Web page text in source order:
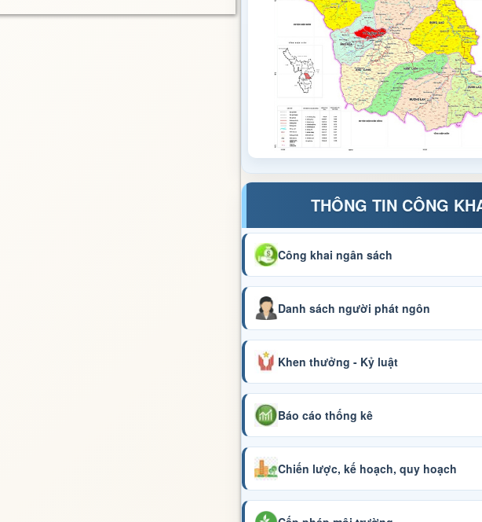
THÔNG TIN CÔNG
Công khai ngân sách
Danh sách người phát ngôn
Khen thưởng - Kỷ luật
Báo cáo thống kê
Chiến lược, kế hoạch, quy hoạch